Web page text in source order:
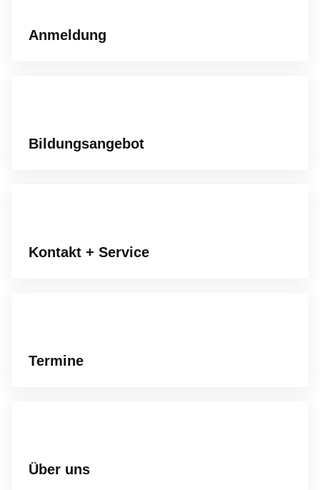
Anmeldung
Bildungsangebot
Kontakt + Service
Termine
Über uns